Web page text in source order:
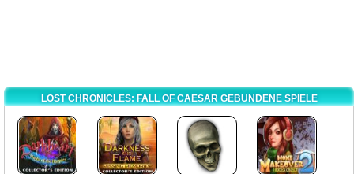
LOST CHRONICLES: FALL OF CAESAR GEBUNDENE SPIELE